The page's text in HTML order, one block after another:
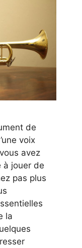
de
voix
avez
à jouer de
pas plus
la